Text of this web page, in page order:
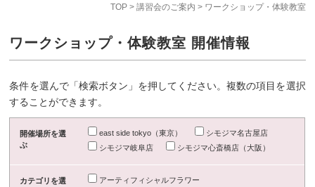
TOP> 講習会のご案内 > ワークショップ・体験教室
ワークショップ・体験教室 開催情報
条件を選んで「検索ボタン」を押してください。複数の項目を選択
することができます。
開催場所を選
ぶ
east side tokyo（東京）
シモジマ名古屋店
シモジマ岐阜店
シモジマ心斎橋店（大阪）
カテゴリを選
アーティフィシャルフラワー